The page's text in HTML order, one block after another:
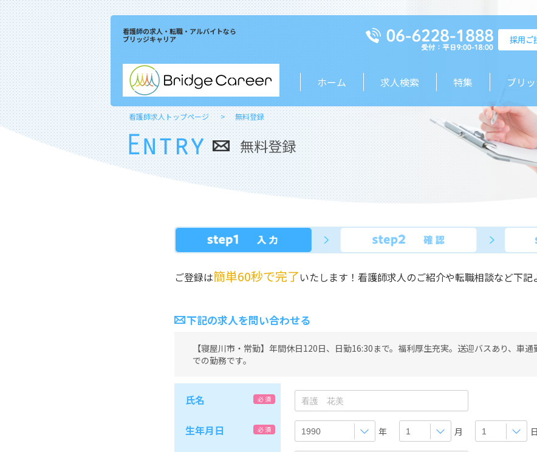
看護師の求人・転職・アルバイトなら
ブリッジキャリア
ホーム 求人検索 特集 ブリ
看護師求人トップページ 無料登録
無料登録
ご登録は簡単60秒で完了いたします！看護師求人のご紹介や転職相談など下記
下記の求人を問い合わせる
【寝屋川市・常勤】年間休日120日、日勤16:30まで。福利厚生充実。送迎バスあり、車
での勤務です。
氏名 必 須
生年月日 必 須 年 月 日